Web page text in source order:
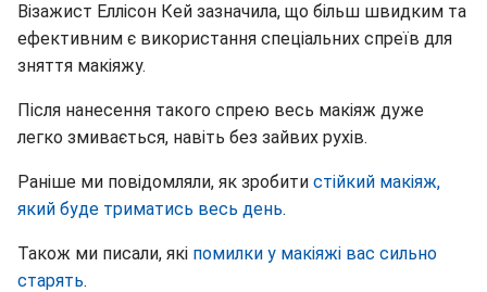
Візажист Еллісон Кей зазначила, що більш швидким та
ефективним є використання спеціальних спреїв для
зняття макіяжу.
Після нанесення такого спрею весь макіяж дуже
легко змивається, навіть без зайвих рухів.
Раніше ми повідомляли, як зробити стійкий макіяж,
який буде триматись весь день.
Також ми писали, які помилки у макіяжі вас сильно
старять.